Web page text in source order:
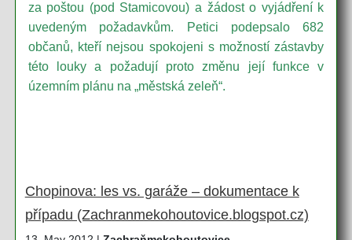
za poštou (pod Stamicovou) a žádost o vyjádření k
uvedeným požadavkům. Petici podepsalo 682
občanů, kteří nejsou spokojeni s možností zástavby
této louky a požadují proto změnu její funkce v
územním plánu na „městská zeleň“.
Chopinova: les vs. garáže – dokumentace k
případu (Zachranmekohoutovice.blogspot.cz)